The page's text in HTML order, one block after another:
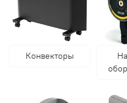
Конвекторы